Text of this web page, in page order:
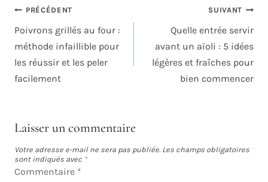
NAVIGATION
DE
L’ARTICLE
PRÉCÉDENT
Poivrons grillés au four :
méthode infaillible pour
les réussir et les peler
facilement
SUIVANT
Quelle entrée servir
avant un aïoli : 5 idées
légères et fraîches pour
bien commencer
Laisser un commentaire
Votre adresse e-mail ne sera pas publiée. Les champs obligatoires
sont indiqués avec *
Commentaire *